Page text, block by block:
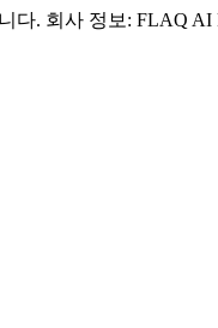
. 회사 정보: FLAQ AI